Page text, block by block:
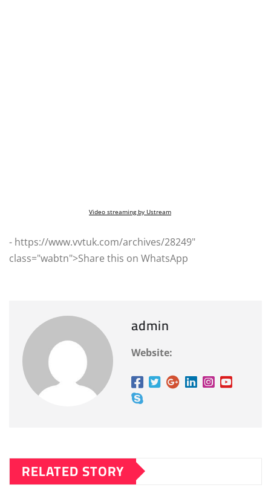
Video streaming by Ustream
- https://www.vvtuk.com/archives/28249"
class="wabtn">Share this on WhatsApp
admin
Website:
RELATED STORY